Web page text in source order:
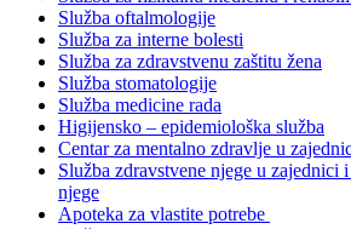
Služba oftalmologije
Služba za interne bolesti
Služba za zdravstvenu zaštitu žena
Služba stomatologije
Služba medicine rada
Higijensko – epidemiološka služba
Centar za mentalno zdravlje u
Služba zdravstvene njege u
njege
Apoteka za vlastite potrebe